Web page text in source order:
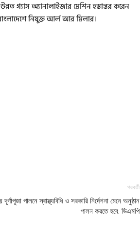
গ্যাস অ্যানালাইজার মেশিন হস্তান্তর করেন
বাংলাদেশে নিযুক্ত আর্ল আর মিলার।
পরবর্তী
দূর্গাপূজা পালনে স্বাস্থ্যবিধি ও সরকারি নির্দেশনা মেনে অনুষ্ঠান
পালন করতে হবে: ডিএমপি